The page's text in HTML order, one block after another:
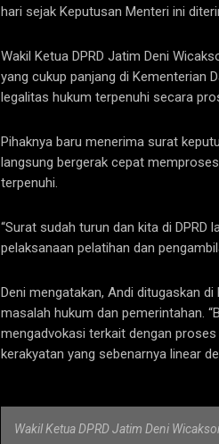
hari sejak Keputusan Menteri ini
​Wakil Ketua DPRD Jatim Deni
yang cukup panjang di Kementerian
legalitas hukum terpenuhi secara
Pihaknya baru menerima surat
langsung bergerak cepat
terpenuhi.
“Surat sudah turun dan kita di
pelaksanaan pelatihan dan
Deni mengatakan, Andi ditugaskan
masalah hukum dan pemerintahan.
mengadvokasi terkait dengan
kerakyatan yang sebenarnya linear
Wakil Ketua DPRD Jatim Deni